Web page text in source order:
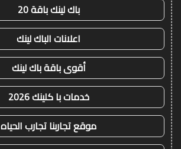
باك لينك باقة 20
اعلانات الباك لينك
أقوى باقة باك لينك
خدمات با كلينك 2026
موقع تجاربنا تجارب الحياه